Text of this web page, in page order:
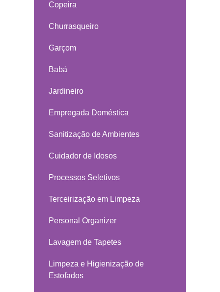
Copeira
Churrasqueiro
Garçom
Babá
Jardineiro
Empregada Doméstica
Sanitização de Ambientes
Cuidador de Idosos
Processos Seletivos
Terceirização em Limpeza
Personal Organizer
Lavagem de Tapetes
Limpeza e Higienização de
Estofados